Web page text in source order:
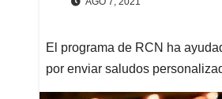
El programa de RCN ha
por enviar saludos